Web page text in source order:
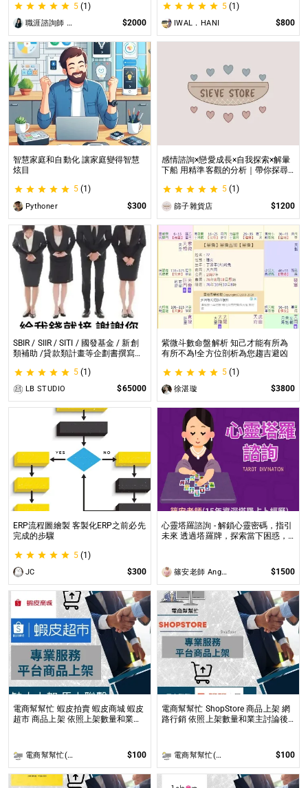
5 (1)
職涯諮詢師 阿紫 $2000
情緒解析，打破人生卡關循環
5 (1)
IWAL．HANI $800
智慧家庭和自動化 讓家庭變得智慧
炫目
5 (1)
Pythoner $300
感情諮詢×戀愛成長×自我探索×解暈
下船 用精準客觀的分析｜帶你探尋
5 (1)
篩子雜貨店 $1200
SBIR / SIIR / SITI / 國發基金 / 新創
類補助 /貸款類計畫等企劃書撰寫
類補助 /貸款類計畫等企劃書撰寫
5 (1)
LB STUDIO $65000
紫微斗數命盤解析 知己才能有所為
有所不為!全方位剖析為您趨吉避凶
5 (1)
徐湛璇 $3800
ERP流程圖繪製 客製化ERP之前必先
完成的步驟
5 (1)
JC $300
心靈塔羅諮詢 - 解鎖心靈密碼，指引
未來 透過塔羅牌，探索當下困惑，
篠安老師 Angel Yang $1500
電商幫幫忙 蝦皮拍賣 蝦皮商城 蝦皮
超市 商品上架 依照上架數量和業主
電商幫幫忙(電商平台代營運/電商上架/運營策略/網路行銷) $100
電商幫幫忙 ShopStore 商品上架 網
路行銷 依照上架數量和業主討論後
電商幫幫忙(電商平台代營運/電商上架/運營策略/網路行銷) $100